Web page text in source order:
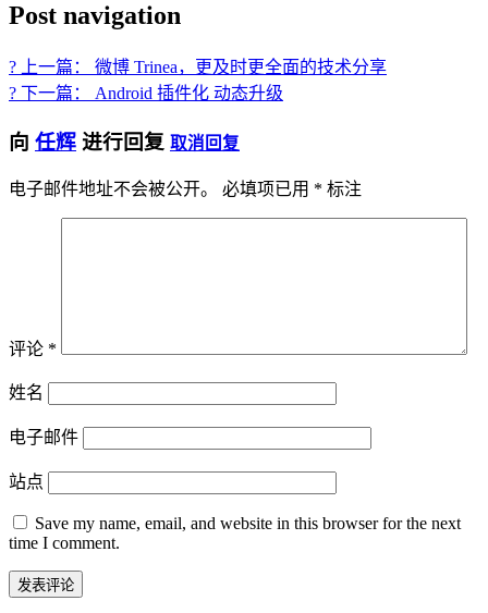
Post navigation
? 上一篇： 微博 Trinea，更及时更全面的技术分享
? 下一篇： Android 插件化 动态升级
向 任辉 进行回复 取消回复
电子邮件地址不会被公开。 必填项已用 * 标注
评论 *
姓名
电子邮件
站点
Save my name, email, and website in this browser for the next
time I comment.